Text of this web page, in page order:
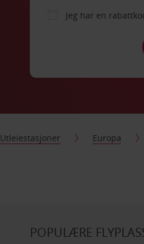
Jeg har en
Utleiestasjoner Europa
POPULÆRE